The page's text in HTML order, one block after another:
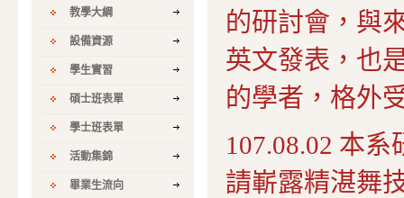
教學大綱
設備資源
學生實習
碩士班表單
學士班表單
活動集錦
畢業生流向
的研討會，與
英文發表，也
的學者，格外
107.08.02 本系
請嶄露精湛舞